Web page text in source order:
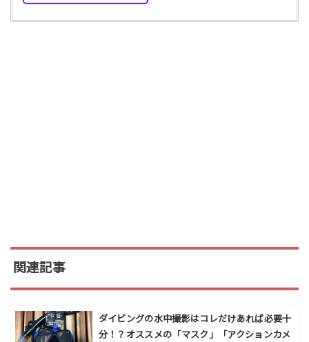
関連記事
ダイビングの水中撮影はコレだけあれば必要十
分！？オススメの「マスク」「アクションカメ